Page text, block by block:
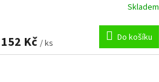
je
5,0
Skladem
152 Kč / ks Do košíku